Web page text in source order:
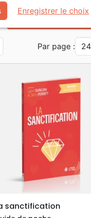
Par page :
APERÇU RAPIDE
sanctification
Enregistrer le choix